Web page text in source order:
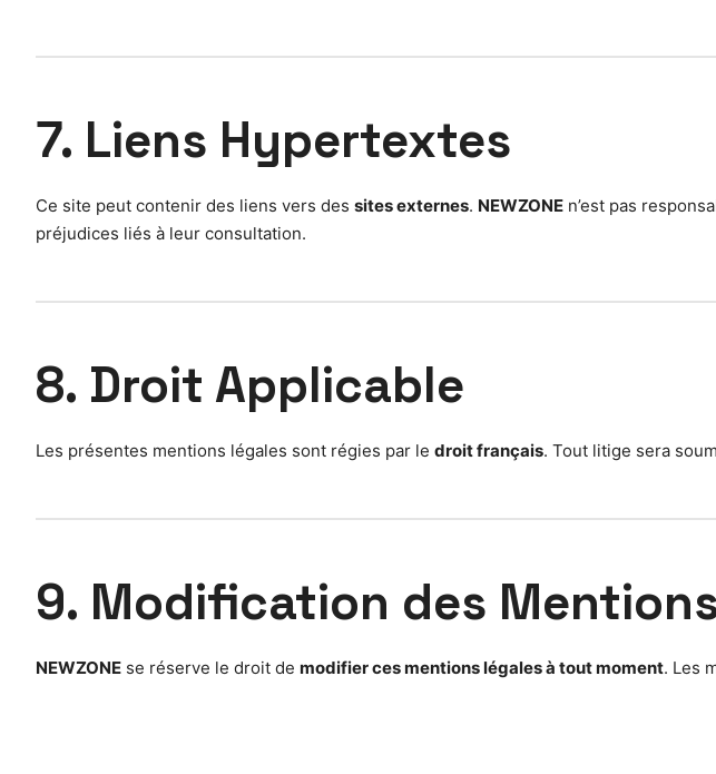
7. Liens Hypertextes
Ce site peut contenir des liens vers des sites externes. NEWZONE n’est pas
préjudices liés à leur consultation.
8. Droit Applicable
Les présentes mentions légales sont régies par le droit français. Tout litige sera
9. Modification des
NEWZONE se réserve le droit de modifier ces mentions légales à tout moment. Les